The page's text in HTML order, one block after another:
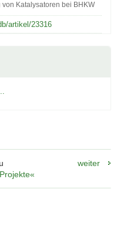
Katalysatoren bei BHKW
artikel/23316
weiter